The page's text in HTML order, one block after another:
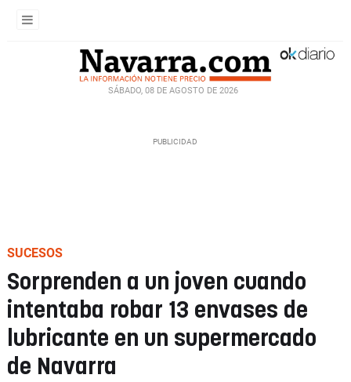
SÁBADO, 08 DE AGOSTO DE 2026
SUCESOS
Sorprenden a un joven cuando
intentaba robar 13 envases de
lubricante en un supermercado
de Navarra